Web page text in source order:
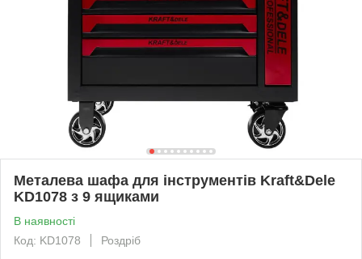
Металева шафа для інструментів Kraft&Dele
KD1078 з 9 ящиками
В наявності
Код: KD1078
Роздріб